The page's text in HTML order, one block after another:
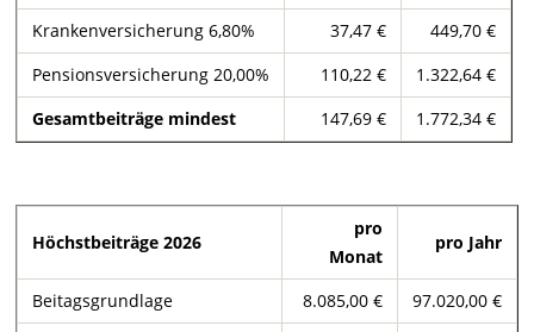
Krankenversicherung 6,80%
37,47 €
449,70 €
Pensionsversicherung 20,00%
110,22 €
1.322,64 €
Gesamtbeiträge mindest
147,69 € 1.772,34 €
Höchstbeiträge 2026
pro
Monat
pro Jahr
Beitagsgrundlage 8.085,00 €
97.020,00 €